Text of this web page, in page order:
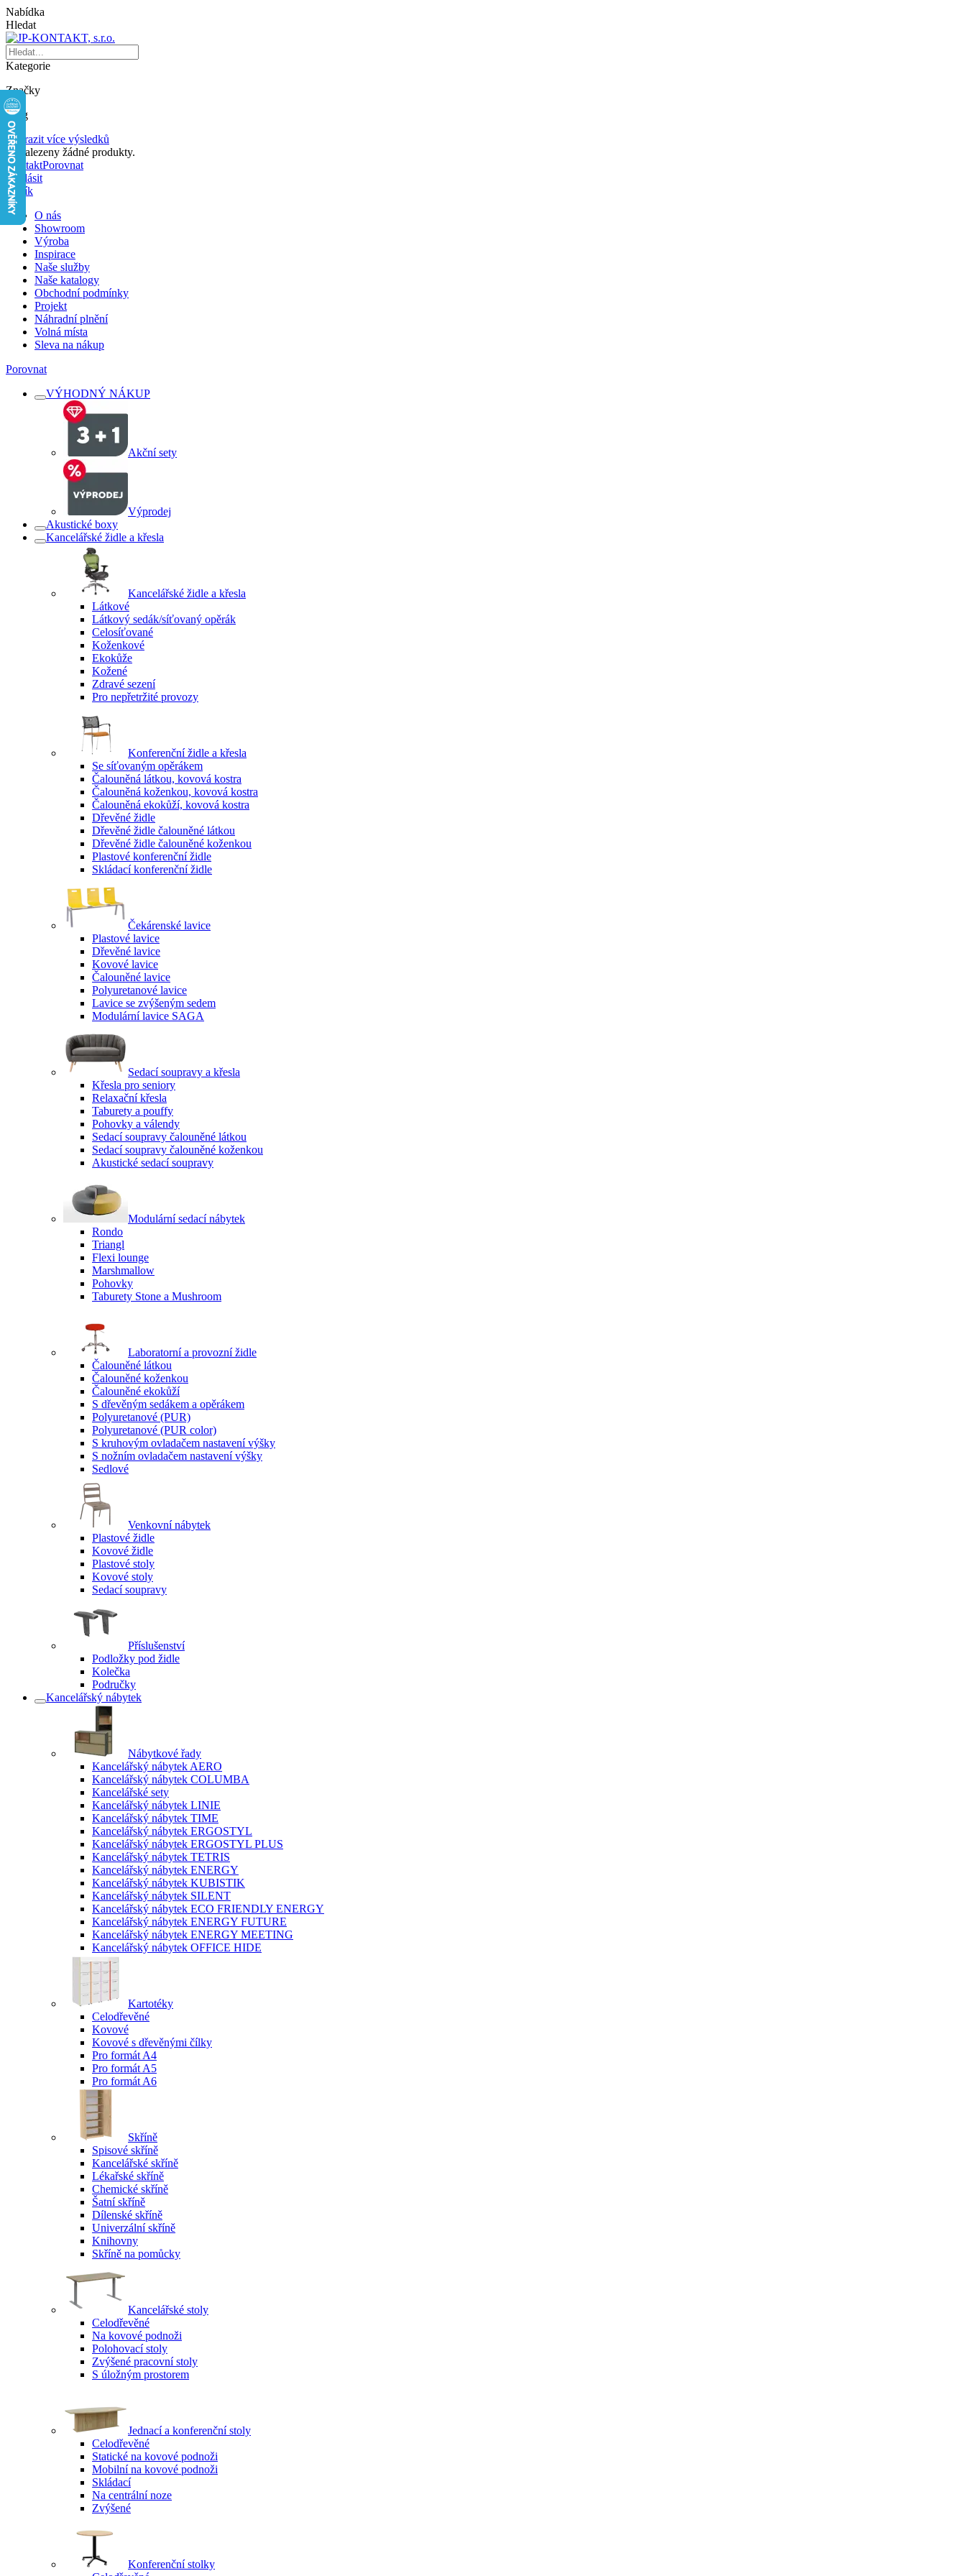
Nabídka
Hledat
Kategorie
Značky
Blog
Zobrazit více výsledků
Nenalezeny žádné produkty.
KontaktPorovnat
Přihlásit
Košík
O nás
Showroom
Výroba
Inspirace
Naše služby
Naše katalogy
Obchodní podmínky
Projekt
Náhradní plnění
Volná místa
Sleva na nákup
Porovnat
VÝHODNÝ NÁKUP
Akční sety
Výprodej
Akustické boxy
Kancelářské židle a křesla
Kancelářské židle a křesla
Látkové
Látkový sedák/síťovaný opěrák
Celosíťované
Koženkové
Ekokůže
Kožené
Zdravé sezení
Pro nepřetržité provozy
Konferenční židle a křesla
Se síťovaným opěrákem
Čalouněná látkou, kovová kostra
Čalouněná koženkou, kovová kostra
Čalouněná ekokůží, kovová kostra
Dřevěné židle
Dřevěné židle čalouněné látkou
Dřevěné židle čalouněné koženkou
Plastové konferenční židle
Skládací konferenční židle
Čekárenské lavice
Plastové lavice
Dřevěné lavice
Kovové lavice
Čalouněné lavice
Polyuretanové lavice
Lavice se zvýšeným sedem
Modulární lavice SAGA
Sedací soupravy a křesla
Křesla pro seniory
Relaxační křesla
Taburety a pouffy
Pohovky a válendy
Sedací soupravy čalouněné látkou
Sedací soupravy čalouněné koženkou
Akustické sedací soupravy
Modulární sedací nábytek
Rondo
Triangl
Flexi lounge
Marshmallow
Pohovky
Taburety Stone a Mushroom
Laboratorní a provozní židle
Čalouněné látkou
Čalouněné koženkou
Čalouněné ekokůží
S dřevěným sedákem a opěrákem
Polyuretanové (PUR)
Polyuretanové (PUR color)
S kruhovým ovladačem nastavení výšky
S nožním ovladačem nastavení výšky
Sedlové
Venkovní nábytek
Plastové židle
Kovové židle
Plastové stoly
Kovové stoly
Sedací soupravy
Příslušenství
Podložky pod židle
Kolečka
Područky
Kancelářský nábytek
Nábytkové řady
Kancelářský nábytek AERO
Kancelářský nábytek COLUMBA
Kancelářské sety
Kancelářský nábytek LINIE
Kancelářský nábytek TIME
Kancelářský nábytek ERGOSTYL
Kancelářský nábytek ERGOSTYL PLUS
Kancelářský nábytek TETRIS
Kancelářský nábytek ENERGY
Kancelářský nábytek KUBISTIK
Kancelářský nábytek SILENT
Kancelářský nábytek ECO FRIENDLY ENERGY
Kancelářský nábytek ENERGY FUTURE
Kancelářský nábytek ENERGY MEETING
Kancelářský nábytek OFFICE HIDE
Kartotéky
Celodřevěné
Kovové
Kovové s dřevěnými čílky
Pro formát A4
Pro formát A5
Pro formát A6
Skříně
Spisové skříně
Kancelářské skříně
Lékařské skříně
Chemické skříně
Šatní skříně
Dílenské skříně
Univerzální skříně
Knihovny
Skříně na pomůcky
Kancelářské stoly
Celodřevěné
Na kovové podnoži
Polohovací stoly
Zvýšené pracovní stoly
S úložným prostorem
Jednací a konferenční stoly
Celodřevěné
Statické na kovové podnoži
Mobilní na kovové podnoži
Skládací
Na centrální noze
Zvýšené
Konferenční stolky